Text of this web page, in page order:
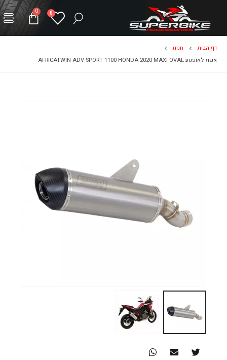
0
0
דף הבית
חנות
אגזוז לאופנוע AFRICATWIN ADV SPORT 1100 HONDA 2020 MAXI OVAL